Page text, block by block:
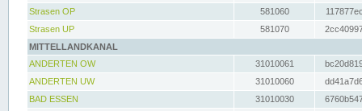
Strasen OP
581060
Strasen UP
581070
MITTELLANDKANAL
ANDERTEN OW
31010061
ANDERTEN UW
31010060
BAD ESSEN
31010030